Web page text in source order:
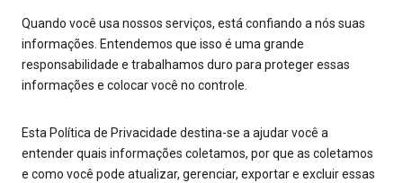
Quando você usa nossos serviços, está confiando a nós suas
informações. Entendemos que isso é uma grande
responsabilidade e trabalhamos duro para proteger essas
informações e colocar você no controle.
Esta Política de Privacidade destina-se a ajudar você a
entender quais informações coletamos, por que as coletamos
e como você pode atualizar, gerenciar, exportar e excluir essas